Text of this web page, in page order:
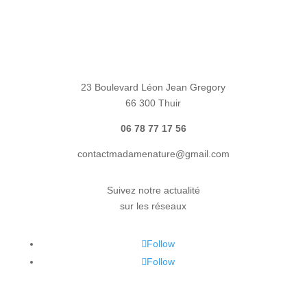
23 Boulevard Léon Jean Gregory
66 300 Thuir
06 78 77 17 56
contactmadamenature@gmail.com
Suivez notre actualité
sur les réseaux
Follow
Follow